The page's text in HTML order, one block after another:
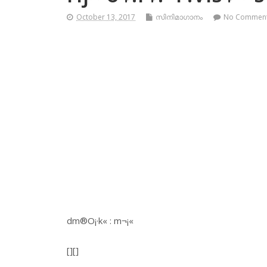
October 13, 2017 സിനിമാഗാനം No
dm®O¡·k« : m¬¡«
[][]